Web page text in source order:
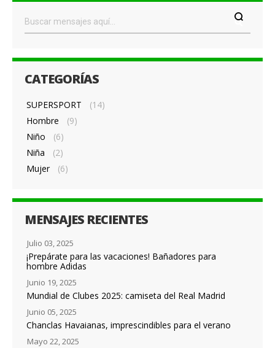
CATEGORÍAS
SUPERSPORT
(14)
Hombre
(9)
Niño
(6)
Niña
(2)
Mujer
(6)
MENSAJES RECIENTES
Julio 03, 2025
¡Prepárate para las vacaciones! Bañadores para
hombre Adidas
Junio 19, 2025
Mundial de Clubes 2025: camiseta del Real Madrid
Junio 05, 2025
Chanclas Havaianas, imprescindibles para el verano
Mayo 22, 2025